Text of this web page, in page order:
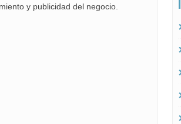
y publicidad del negocio.